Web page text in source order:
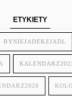
ETYKIETY
BYNIEJADEKZJADL